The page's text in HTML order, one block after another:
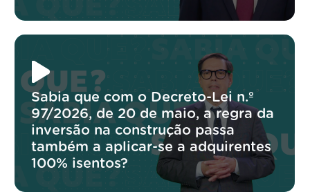
Sabia que com o Decreto-Lei n.º
97/2026, de 20 de maio, a regra da
inversão na construção passa
também a aplicar-se a adquirentes
100% isentos?